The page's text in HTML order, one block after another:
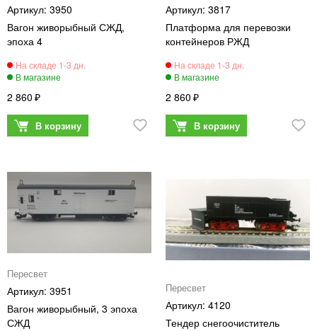
3950
Вагон живорыбный СЖД,
эпоха 4
2 860
3817
Платформа для перевозки
контейнеров РЖД
2 860
Пересвет
3951
Вагон живорыбный, 3 эпоха
СЖД
Пересвет
4120
Тендер снегоочиститель